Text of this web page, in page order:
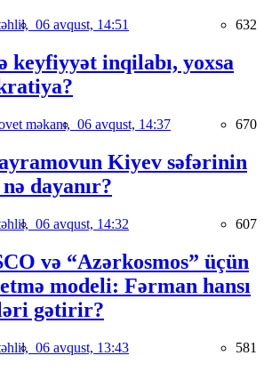
06 avqust, 14:51 632
keyfiyyət inqilabı, yoxsa
məkanı, 06 avqust, 14:37 670
Kiyev səfərinin
dayanır?
06 avqust, 14:32 607
və “Azərkosmos” üçün
modeli: Fərman hansı
gətirir?
06 avqust, 13:43 581